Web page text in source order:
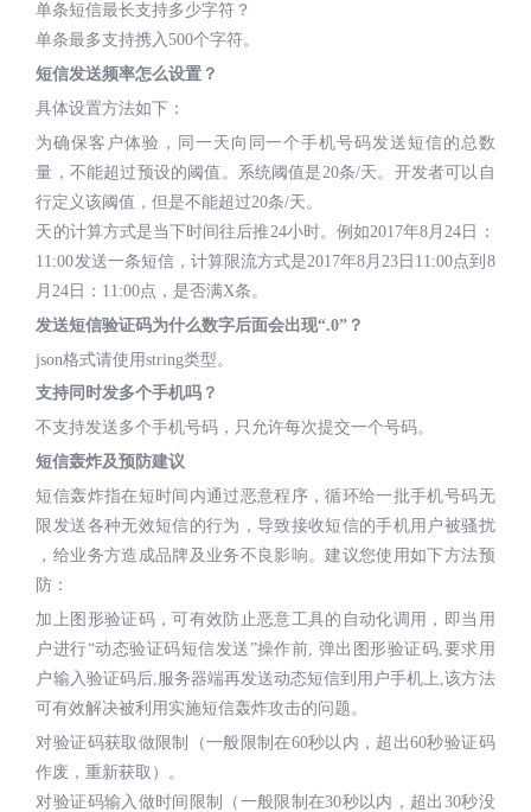
单条短信最长支持多少字符？
单条最多支持携入500个字符。
短信发送频率怎么设置？
具体设置方法如下：
为确保客户体验，同一天向同一个手机号码发送短信的总数
量，不能超过预设的阈值。系统阈值是20条/天。开发者可以自
行定义该阈值，但是不能超过20条/天。
天的计算方式是当下时间往后推24小时。例如2017年8月24日：
11:00发送一条短信，计算限流方式是2017年8月23日11:00点到8
月24日：11:00点，是否满X条。
发送短信验证码为什么数字后面会出现“.0”？
json格式请使用string类型。
支持同时发多个手机吗？
不支持发送多个手机号码，只允许每次提交一个号码。
短信轰炸及预防建议
短信轰炸指在短时间内通过恶意程序，循环给一批手机号码无
限发送各种无效短信的行为，导致接收短信的手机用户被骚扰
，给业务方造成品牌及业务不良影响。建议您使用如下方法预
防：
加上图形验证码，可有效防止恶意工具的自动化调用，即当用
户进行“动态验证码短信发送”操作前, 弹出图形验证码,要求用
户输入验证码后,服务器端再发送动态短信到用户手机上,该方法
可有效解决被利用实施短信轰炸攻击的问题。
对验证码获取做限制（一般限制在60秒以内，超出60秒验证码
作废，重新获取）。
对验证码输入做时间限制（一般限制在30秒以内，超出30秒没